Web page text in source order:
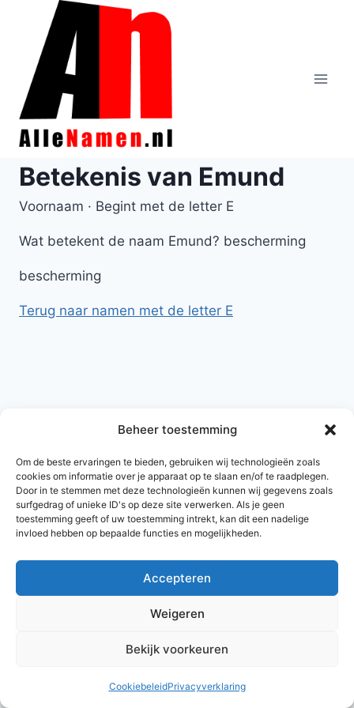
Beheer toestemming
Om de beste ervaringen te bieden, gebruiken wij technologieën zoals
cookies om informatie over je apparaat op te slaan en/of te raadplegen.
Door in te stemmen met deze technologieën kunnen wij gegevens zoals
surfgedrag of unieke ID's op deze site verwerken. Als je geen
toestemming geeft of uw toestemming intrekt, kan dit een nadelige
invloed hebben op bepaalde functies en mogelijkheden.
Accepteren
Weigeren
Bekijk voorkeuren
CookiebeleidPrivacyverklaring
Doorgaan
inhoud
Betekenis van Emund
Voornaam · Begint met de letter E
Wat betekent de naam Emund? bescherming
bescherming
Terug naar namen met de letter E
© 2026 AlleNamen.nl